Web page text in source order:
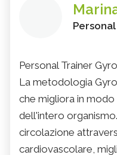
Personal Trainer
La metodologia
che migliora in
dell'intero
circolazione
cardiovascolare,